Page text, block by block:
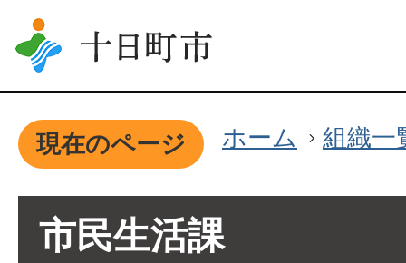
現在のページ ホーム 組織一
市民生活課